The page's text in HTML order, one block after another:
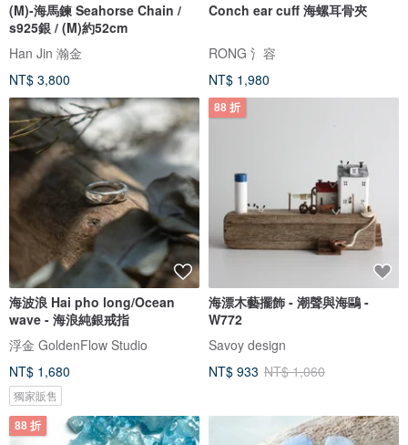
(M)-海馬鍊 Seahorse Chain /
s925銀 / (M)約52cm
Han Jin 瀚金
NT$ 3,800
Conch ear cuff 海螺耳骨夾
RONG 氵容
NT$ 1,980
海波浪 Hai pho long/Ocean
wave - 海浪純銀戒指
浮金 GoldenFlow Studio
NT$ 1,680
獨家販售
88 折
海漂木藝擺飾 - 潮聲與海鷗 -
W772
Savoy design
NT$ 933 NT$ 1,060
88 折